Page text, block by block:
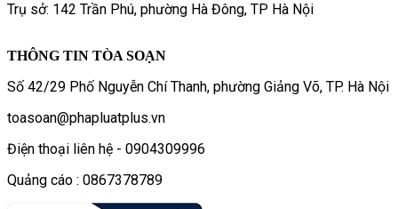
Trụ sở: 142 Trần Phú, phường Hà Đông, TP Hà Nội
THÔNG TIN TÒA SOẠN
Số 42/29 Phố Nguyễn Chí Thanh, phường Giảng Võ, TP. Hà Nội
toasoan@phapluatplus.vn
Điện thoại liên hệ - 0904309996
Quảng cáo : 0867378789